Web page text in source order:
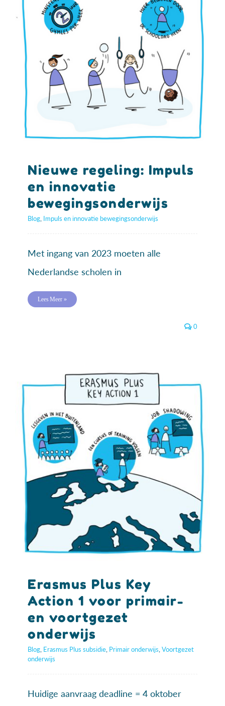
Nieuwe regeling: Impuls
en innovatie
bewegingsonderwijs
Blog Impuls en innovatie bewegingsonderwijs
Met ingang van 2023 moeten alle
Nederlandse scholen in
Lees Meer »
0
Erasmus Plus Key
Action 1 voor primair-
en voortgezet
onderwijs
Blog Erasmus Plus subsidie Primair onderwijs Voortgezet
onderwijs
Huidige aanvraag deadline = 4 oktober